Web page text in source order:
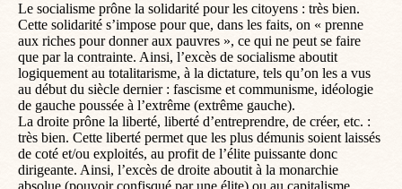
Le socialisme prône la solidarité pour les citoyens : très bien.
Cette solidarité s’impose pour que, dans les faits, on « prenne
aux riches pour donner aux pauvres », ce qui ne peut se faire
que par la contrainte. Ainsi, l’excès de socialisme aboutit
logiquement au totalitarisme, à la dictature, tels qu’on les a vus
au début du siècle dernier : fascisme et communisme, idéologie
de gauche poussée à l’extrême (extrême gauche).
La droite prône la liberté, liberté d’entreprendre, de créer, etc. :
très bien. Cette liberté permet que les plus démunis soient laissés
de coté et/ou exploités, au profit de l’élite puissante donc
dirigeante. Ainsi, l’excès de droite aboutit à la monarchie